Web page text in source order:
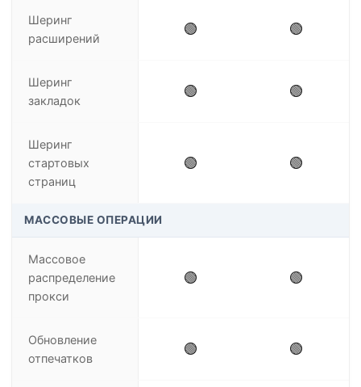
Шеринг
расширений
🟢 🟢
Шеринг
закладок
🟢 🟢
Шеринг
стартовых
страниц
🟢 🟢
МАССОВЫЕ ОПЕРАЦИИ
Массовое
распределение
прокси
🟢 🟢
Обновление
отпечатков
🟢 🟢